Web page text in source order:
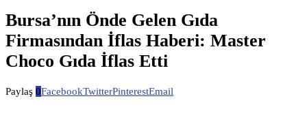
Bursa’nın Önde Gelen Gıda
Firmasından İflas Haberi: Master
Choco Gıda İflas Etti
Paylaş 0FacebookTwitterPinterestEmail